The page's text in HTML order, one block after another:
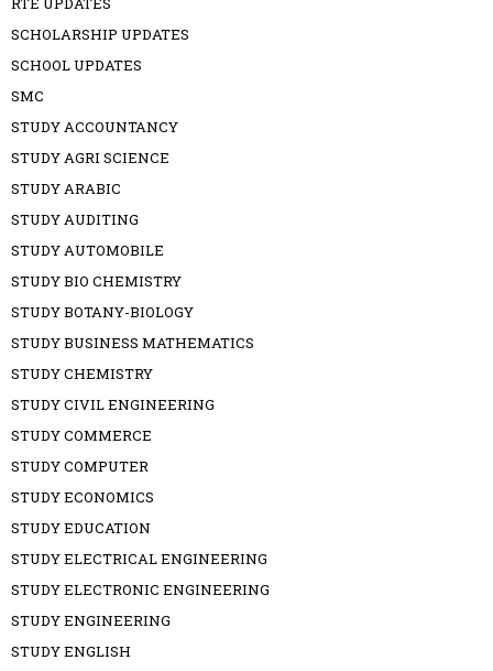
SCHOLARSHIP UPDATES
SCHOOL UPDATES
SMC
STUDY ACCOUNTANCY
STUDY AGRI SCIENCE
STUDY ARABIC
STUDY AUDITING
STUDY AUTOMOBILE
STUDY BIO CHEMISTRY
STUDY BOTANY-BIOLOGY
STUDY BUSINESS MATHEMATICS
STUDY CHEMISTRY
STUDY CIVIL ENGINEERING
STUDY COMMERCE
STUDY COMPUTER
STUDY ECONOMICS
STUDY EDUCATION
STUDY ELECTRICAL ENGINEERING
STUDY ELECTRONIC ENGINEERING
STUDY ENGINEERING
STUDY ENGLISH